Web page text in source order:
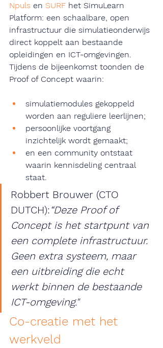
Npuls en SURF het SimuLearn
Platform: een schaalbare, open
infrastructuur die simulatieonderwijs
direct koppelt aan bestaande
opleidingen en ICT-omgevingen.
Tijdens de bijeenkomst toonden de
Proof of Concept waarin:
simulatiemodules gekoppeld
worden aan reguliere leerlijnen;
persoonlijke voortgang
inzichtelijk wordt gemaakt;
en een community ontstaat
waarin kennisdeling centraal
staat.
Robbert Brouwer (CTO
DUTCH):“Deze Proof of
Concept is het startpunt van
een complete infrastructuur.
Geen extra systeem, maar
een uitbreiding die echt
werkt binnen de bestaande
ICT-omgeving."
Co-creatie met het
werkveld